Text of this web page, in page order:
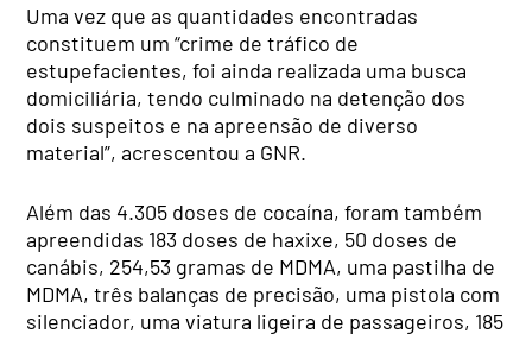
Uma vez que as quantidades encontradas
constituem um “crime de tráfico de
estupefacientes, foi ainda realizada uma busca
domiciliária, tendo culminado na detenção dos
dois suspeitos e na apreensão de diverso
material”, acrescentou a GNR.
Além das 4.305 doses de cocaína, foram também
apreendidas 183 doses de haxixe, 50 doses de
canábis, 254,53 gramas de MDMA, uma pastilha de
MDMA, três balanças de precisão, uma pistola com
silenciador, uma viatura ligeira de passageiros, 185